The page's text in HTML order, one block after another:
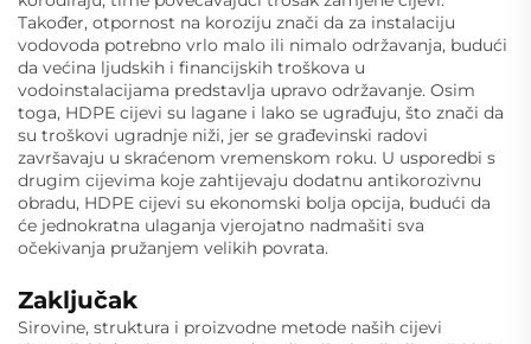
Također, otpornost na koroziju znači da za instalaciju
vodovoda potrebno vrlo malo ili nimalo održavanja, budući
da većina ljudskih i financijskih troškova u
vodoinstalacijama predstavlja upravo održavanje. Osim
toga, HDPE cijevi su lagane i lako se ugrađuju, što znači da
su troškovi ugradnje niži, jer se građevinski radovi
završavaju u skraćenom vremenskom roku. U usporedbi s
drugim cijevima koje zahtijevaju dodatnu antikorozivnu
obradu, HDPE cijevi su ekonomski bolja opcija, budući da
će jednokratna ulaganja vjerojatno nadmašiti sva
očekivanja pružanjem velikih povrata.
Zaključak
Sirovine, struktura i proizvodne metode naših cijevi